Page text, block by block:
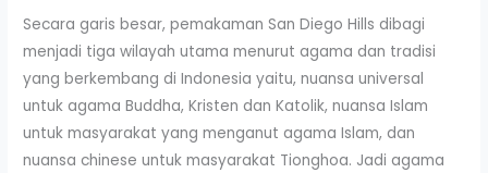
Secara garis besar, pemakaman San Diego Hills dibagi
menjadi tiga wilayah utama menurut agama dan tradisi
yang berkembang di Indonesia yaitu, nuansa universal
untuk agama Buddha, Kristen dan Katolik, nuansa Islam
untuk masyarakat yang menganut agama Islam, dan
nuansa chinese untuk masyarakat Tionghoa. Jadi agama